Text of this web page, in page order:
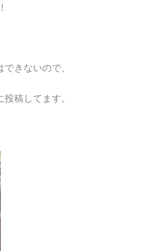
きないので、
稿してます。